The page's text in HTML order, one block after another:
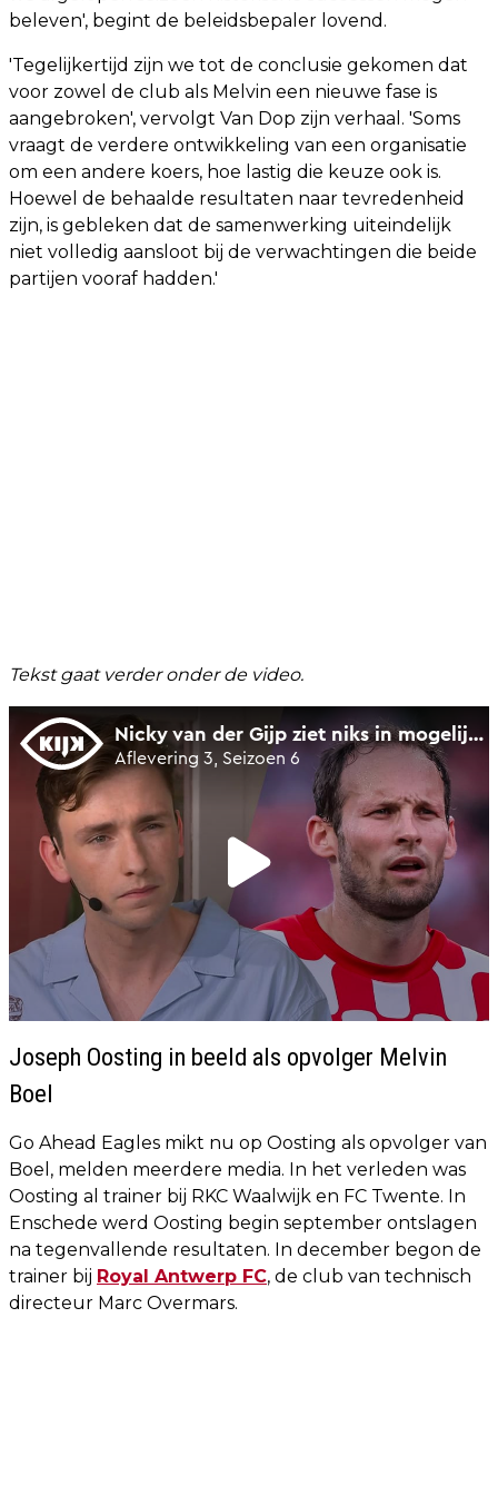
beleven', begint de beleidsbepaler lovend.
'Tegelijkertijd zijn we tot de conclusie gekomen dat
voor zowel de club als Melvin een nieuwe fase is
aangebroken', vervolgt Van Dop zijn verhaal. 'Soms
vraagt de verdere ontwikkeling van een organisatie
om een andere koers, hoe lastig die keuze ook is.
Hoewel de behaalde resultaten naar tevredenheid
zijn, is gebleken dat de samenwerking uiteindelijk
niet volledig aansloot bij de verwachtingen die beide
partijen vooraf hadden.'
Tekst gaat verder onder de video.
Joseph Oosting in beeld als opvolger Melvin
Boel
Go Ahead Eagles mikt nu op Oosting als opvolger van
Boel, melden meerdere media. In het verleden was
Oosting al trainer bij RKC Waalwijk en FC Twente. In
Enschede werd Oosting begin september ontslagen
na tegenvallende resultaten. In december begon de
trainer bij Royal Antwerp FC, de club van technisch
directeur Marc Overmars.